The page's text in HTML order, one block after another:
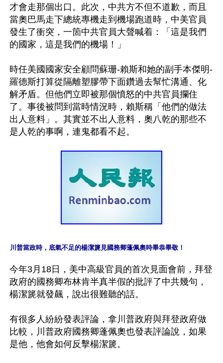
才會走那個出口。此次，中共方不但不道歉，而且
當奧巴馬走下總統專機走到機場跑道時，中美官員
發生了衝突，一箇中共官員大聲喊着：「這是我們
的國家，這是我們的機場！」
時任美國國家安全顧問蘇珊-賴斯和她的副手本傑明-
羅德斯打算從隔離塑膠帶下面鑽過去幫忙溝通、化
解矛盾。但他們立即被那個憤怒的中共官員攔住
了。事後被問到當時情況時，賴斯稱「他們的做法
出人意料」。其實並不出人意料，奧八乾的那些不
川普當政時，底氣不足的楊潔篪見國務卿蓬佩奧時畢恭畢敬！
今年3月18日，美中高級官員的首次見面會前，拜登
政府的國務卿布林肯半真半假的批評了中共幾句，
楊潔篪就發飆，說出很難聽的話。
有很多人紛紛發表評論，拿川普政府與拜登政府做
比較，川普政府國務卿蓬佩奧也發表評論說，如果
是他，他會如何反擊楊潔篪。